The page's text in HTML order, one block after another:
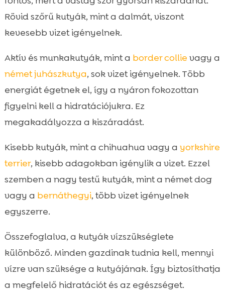
Rövid szőrű kutyák, mint a dalmát, viszont
kevesebb vizet igényelnek.
Aktív és munkakutyák, mint a border collie vagy a
német juhászkutya, sok vizet igényelnek. Több
energiát égetnek el, így a nyáron fokozottan
figyelni kell a hidratációjukra. Ez
megakadályozza a kiszáradást.
Kisebb kutyák, mint a chihuahua vagy a yorkshire
terrier, kisebb adagokban igénylik a vizet. Ezzel
szemben a nagy testű kutyák, mint a német dog
vagy a bernáthegyi, több vizet igényelnek
egyszerre.
Összefoglalva, a kutyák vízszükséglete
különböző. Minden gazdinak tudnia kell, mennyi
vízre van szüksége a kutyájának. Így biztosíthatja
a megfelelő hidratációt és az egészséget.